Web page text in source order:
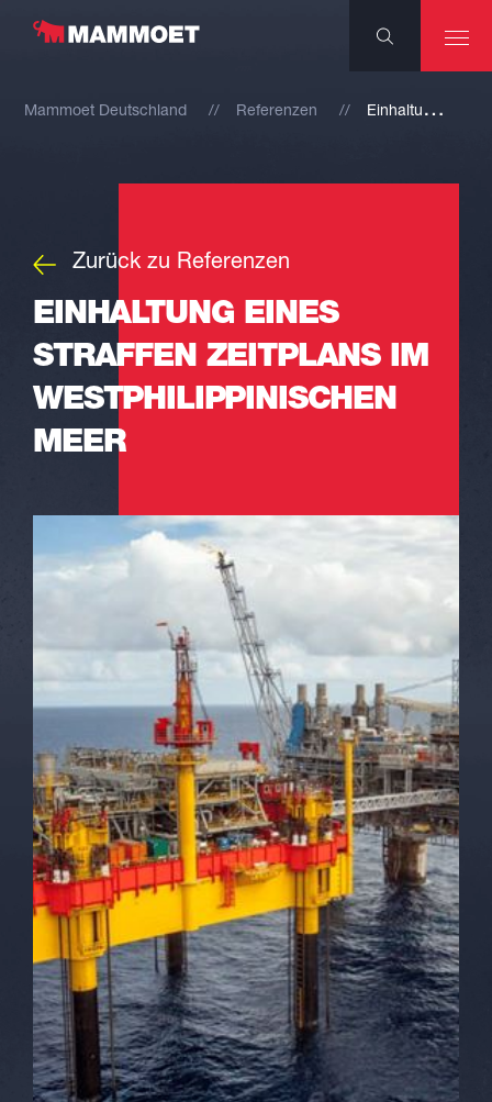
Mammoet Deutschland Referenzen E
inhaltung eines straffen Zeitplans im westphilippinischen Meer
Zurück zu Referenzen
EINHALTUNG EINES
STRAFFEN ZEITPLANS IM
WESTPHILIPPINISCHEN
MEER